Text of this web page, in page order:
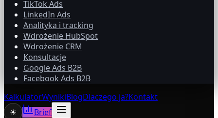
TikTok Ads
LinkedIn Ads
Analityka i tracking
Wdrożenie HubSpot
Wdrożenie CRM
Konsultacje
Google Ads B2B
Facebook Ads B2B
KalkulatorWynikiBlogDlaczego ja?Kontakt
☀
Brief